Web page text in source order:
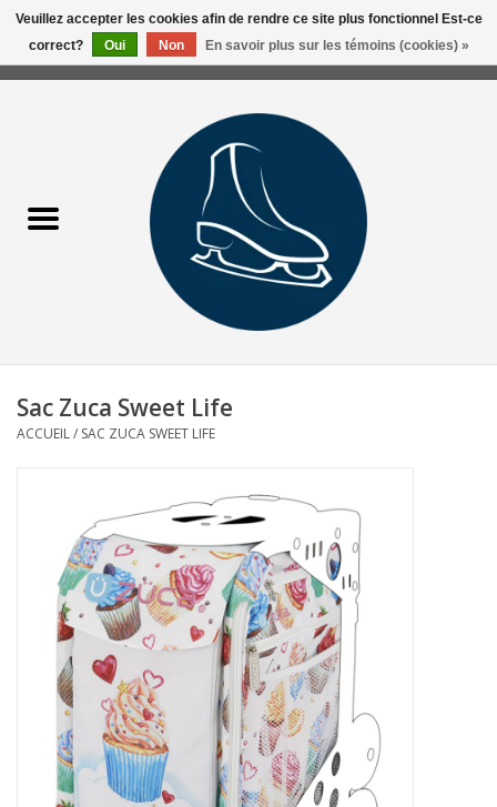
0 Articles - 0,00$CA
Liquidation/Clearance
Patins Usagés
Hockey
Pièces uniques Lamond
Signature
Rendez-vous achat de patins
Sac Zuca Sweet Life
ACCUEIL/ SAC ZUCA SWEET LIFE
Veuillez accepter les cookies afin de rendre ce site plus fonctionnel Est-ce
correct?
Oui Non En savoir plus sur les témoins (cookies) »